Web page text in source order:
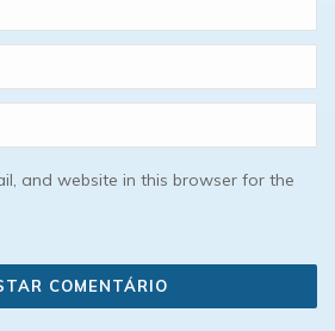
and website in this browser for the